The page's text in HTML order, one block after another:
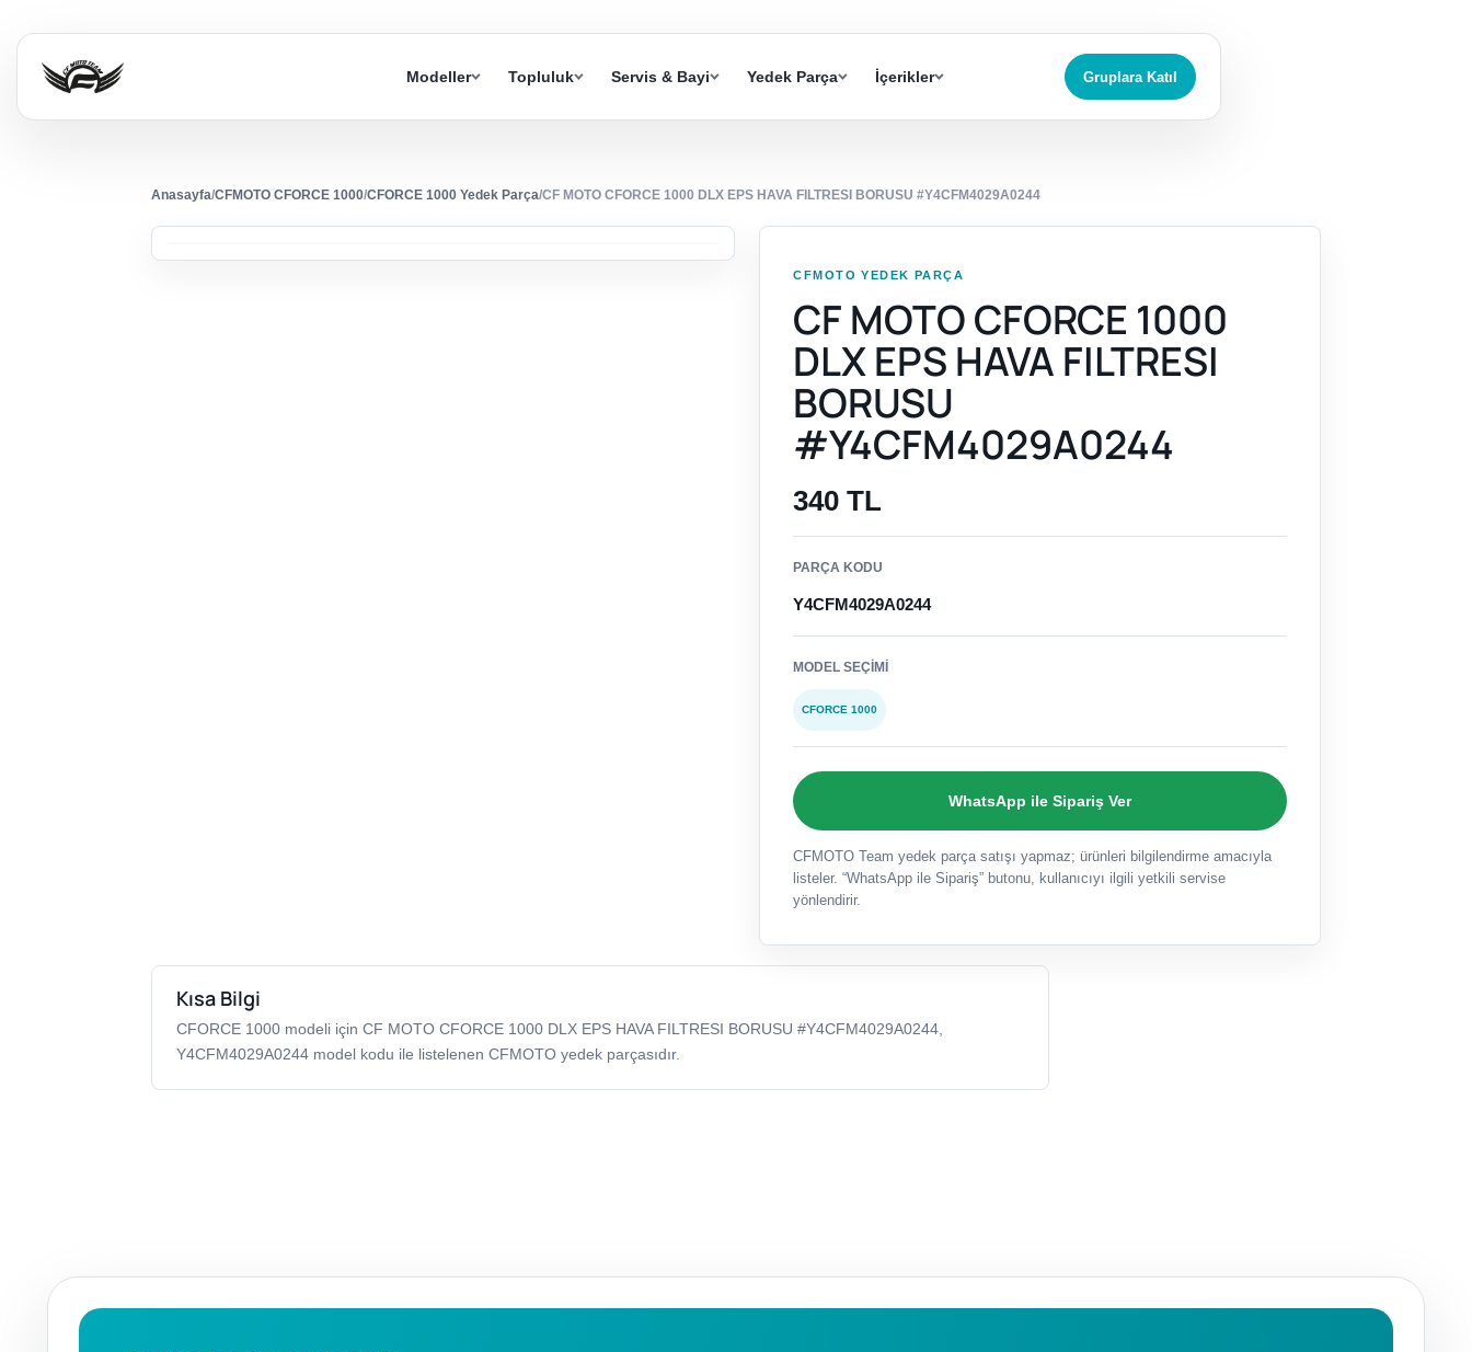
Modeller Topluluk Servis & Bayi Yedek Parça İçerikler Gruplara Katıl
Anasayfa/CFMOTO CFORCE 1000/CFORCE 1000 Yedek Parça/CF MOTO CFORCE 1000 DLX EPS HAVA FILTRESI BORUSU #Y4CFM4029A0244
CFMOTO YEDEK PARÇA
CF MOTO CFORCE 1000
DLX EPS HAVA FILTRESI
BORUSU
#Y4CFM4029A0244
340 TL
PARÇA KODU
Y4CFM4029A0244
MODEL SEÇIMI
CFORCE 1000
WhatsApp ile Sipariş Ver
CFMOTO Team yedek parça satışı yapmaz; ürünleri bilgilendirme amacıyla
listeler. “WhatsApp ile Sipariş” butonu, kullanıcıyı ilgili yetkili servise
yönlendirir.
Kısa Bilgi
CFORCE 1000 modeli için CF MOTO CFORCE 1000 DLX EPS HAVA FILTRESI BORUSU #Y4CFM4029A0244,
Y4CFM4029A0244 model kodu ile listelenen CFMOTO yedek parçasıdır.